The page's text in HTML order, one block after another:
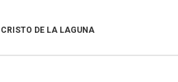
DE LA LAGUNA